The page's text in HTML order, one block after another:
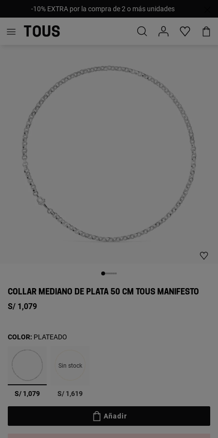
-10% EXTRA por la compra de 2 o más unidades
COLLAR MEDIANO DE PLATA 50 CM TOUS MANIFESTO
S/ 1,079
seleccionado
S/ 1,079
Sin stock
S/ 1,619
COLOR: PLATEADO
Añadir